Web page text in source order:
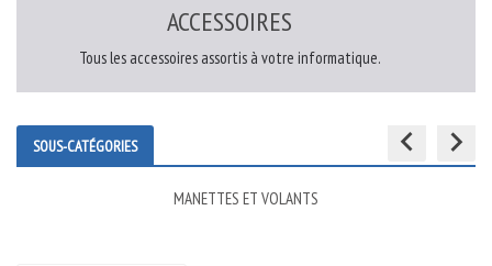
ACCESSOIRES
Tous les accessoires assortis à votre informatique.
SOUS-CATÉGORIES keyboard_arrow_left
MANETTES ET VOLANTS
keyboard_arrow_right